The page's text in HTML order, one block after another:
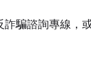
騙諮詢專線，